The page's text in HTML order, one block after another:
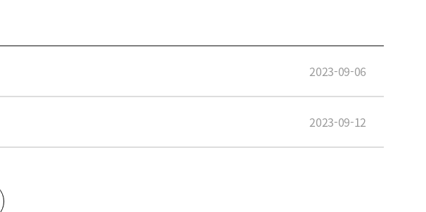
2023-09-06
2023-09-12